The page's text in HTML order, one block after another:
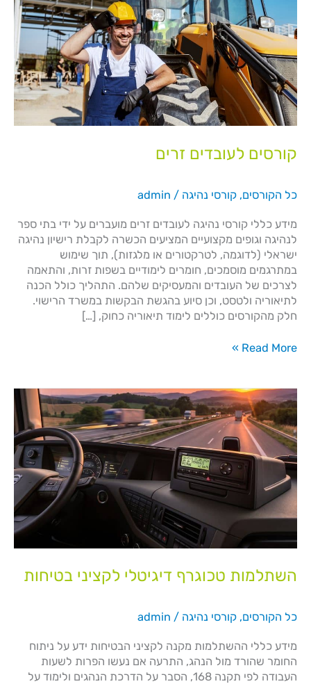
קורסים לעובדים זרים
כל הקורסים, קורסי נהיגה /
admin
מידע כללי​ קורסי נהיגה לעובדים זרים מועברים על ידי בתי ספר
לנהיגה וגופים מקצועיים המציעים הכשרה לקבלת רישיון נהיגה
ישראלי (לדוגמה, לטרקטורים או מלגזות), תוך שימוש
במתרגמים מוסמכים, חומרים לימודיים בשפות זרות, והתאמה
לצרכים של העובדים והמעסיקים שלהם. התהליך כולל הכנה
לתיאוריה ולטסט, וכן סיוע בהגשת הבקשות במשרד הרישוי.
חלק מהקורסים כוללים לימוד תיאוריה כחוק, […]
Read More »
השתלמות טכוגרף דיגיטלי לקציני בטיחות
כל הקורסים, קורסי נהיגה /
admin
מידע כללי​ ההשתלמות מקנה לקציני הבטיחות ידע על ניתוח
החומר שהורד מול הנהג, התרעה אם נעשו הפרות לשעות
העבודה לפי תקנה 168, הסבר על הדרכת הנהגים ולימוד על
השתלמות
טכוגרף
דיגיטלי
לקציני
בטיחות